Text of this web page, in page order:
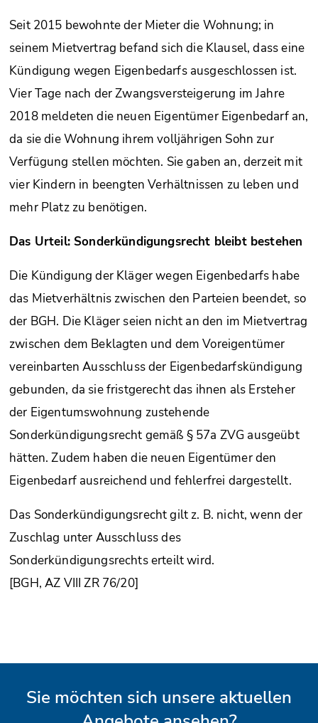
Seit 2015 bewohnte der Mieter die Wohnung; in
seinem Mietvertrag befand sich die Klausel, dass eine
Kündigung wegen Eigenbedarfs ausgeschlossen ist.
Vier Tage nach der Zwangsversteigerung im Jahre
2018 meldeten die neuen Eigentümer Eigenbedarf an,
da sie die Wohnung ihrem volljährigen Sohn zur
Verfügung stellen möchten. Sie gaben an, derzeit mit
vier Kindern in beengten Verhältnissen zu leben und
mehr Platz zu benötigen.
Das Urteil: Sonderkündigungsrecht bleibt bestehen
Die Kündigung der Kläger wegen Eigenbedarfs habe
das Mietverhältnis zwischen den Parteien beendet, so
der BGH. Die Kläger seien nicht an den im Mietvertrag
zwischen dem Beklagten und dem Voreigentümer
vereinbarten Ausschluss der Eigenbedarfskündigung
gebunden, da sie fristgerecht das ihnen als Ersteher
der Eigentumswohnung zustehende
Sonderkündigungsrecht gemäß § 57a ZVG ausgeübt
hätten. Zudem haben die neuen Eigentümer den
Eigenbedarf ausreichend und fehlerfrei dargestellt.
Das Sonderkündigungsrecht gilt z. B. nicht, wenn der
Zuschlag unter Ausschluss des
Sonderkündigungsrechts erteilt wird.
[BGH, AZ VIII ZR 76/20]
Sie möchten sich unsere aktuellen